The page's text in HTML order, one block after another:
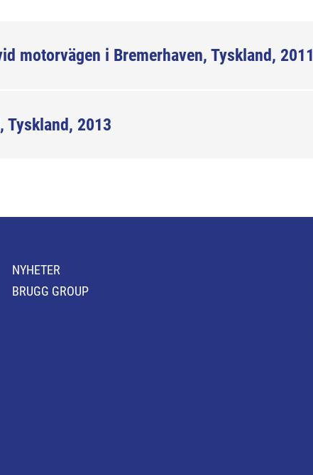
motorvägen i Bremerhaven, Tyskland, 2011
Tyskland, 2013
NYHETER
BRUGG GROUP